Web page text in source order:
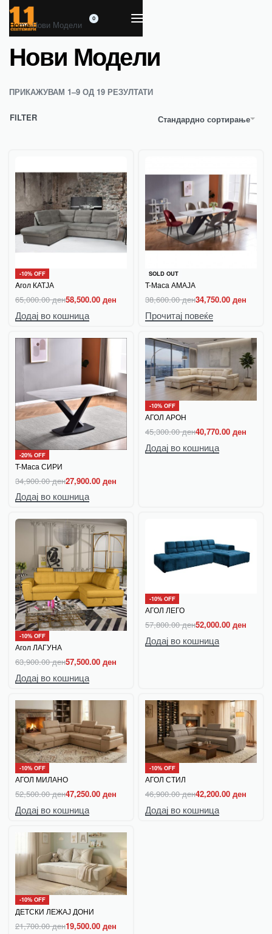
0
Home›Нови Модели
Нови Модели
ПРИКАЖУВАМ 1–9 ОД 19 РЕЗУЛТАТИ
Стандардно сортирање
FILTER
-10% OFF
Aгол КАТЈА
65,000.00ден58,500.00 ден
Додај во кошница
-10% OFF
SOLD OUT
T-Маса АМАЈА
38,600.00ден34,750.00 ден
Прочитај повеќе
-20% OFF
T-Маса СИРИ
34,900.00ден27,900.00 ден
Додај во кошница
-10% OFF
АГОЛ АРОН
45,300.00ден40,770.00 ден
Додај во кошница
-10% OFF
Агол ЛАГУНА
63,900.00ден57,500.00 ден
Додај во кошница
-10% OFF
АГОЛ ЛЕГО
57,800.00ден52,000.00 ден
Додај во кошница
-10% OFF
АГОЛ МИЛАНО
52,500.00ден47,250.00 ден
Додај во кошница
-10% OFF
АГОЛ СТИЛ
46,900.00ден42,200.00 ден
Додај во кошница
-10% OFF
ДЕТСКИ ЛЕЖАЈ ДОНИ
21,700.00ден19,500.00 ден